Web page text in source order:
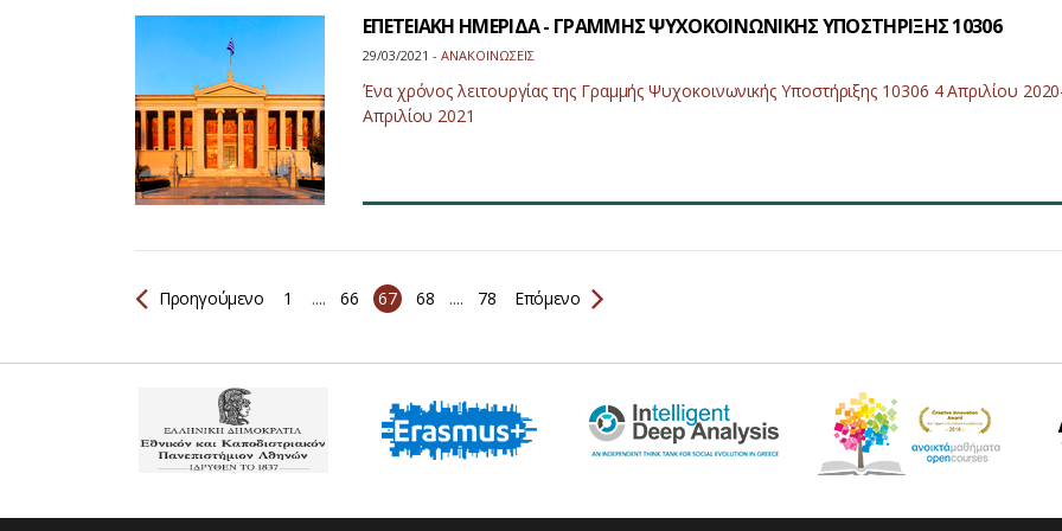
ΕΠΕΤΕΙΑΚΗ ΗΜΕΡΙΔΑ - ΓΡΑΜΜΗΣ ΨΥΧΟΚΟΙΝΩΝΙΚΗΣ ΥΠΟΣΤΗΡΙΞΗΣ 10306
29/03/2021 - ΑΝΑΚΟΙΝΩΣΕΙΣ
Ένα χρόνος λειτουργίας της Γραμμής Ψυχοκοινωνικής Υποστήριξης 10306 4 Απριλίου
Απριλίου 2021
Προηγούμενο 1 .... 66 67 68 .... 78 Επόμενο